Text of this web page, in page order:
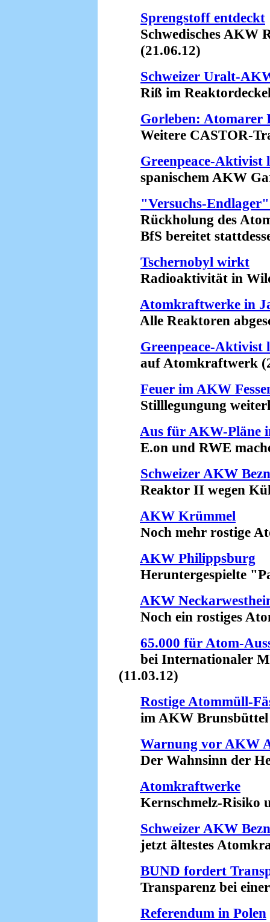
Sprengstoff entdeckt
Schwedisches AKW
(21.06.12)
Schweizer Uralt-
Riß im
Gorleben: Atomarer
Weitere CASTOR-
Greenpeace-Aktivist
spanischem AKW
"Versuchs-
Rückholung des
BfS bereitet
Tschernobyl wirkt
Radioaktivität in
Atomkraftwerke in
Alle Reaktoren
Greenpeace-Aktivist
auf Atomkraftwerk
Feuer im AKW
Stilllegungung
Aus für AKW-Pläne
E.on und RWE
Schweizer AKW
Reaktor II wegen
AKW Krümmel
Noch mehr rostige
AKW Philippsburg
Heruntergespielte
AKW
Noch ein rostiges
65.000 für Atom-
bei Internationaler
(11.03.12)
Rostige Atommüll-
im AKW Brunsbüttel
Warnung vor AKW
Der Wahnsinn der
Atomkraftwerke
Kernschmelz-Risiko
Schweizer AKW
jetzt ältestes
BUND fordert
Transparenz bei einer
Referendum in Polen